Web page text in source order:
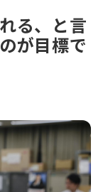
る、と言
が目標で